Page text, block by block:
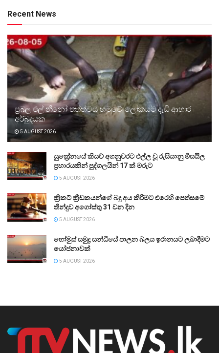
Recent News
ප්‍රබල එල් නීනෝ තත්ත්වය හමුවේ ලෝකයට දැඩි ආහාර
අර්බුදයක
5 AUGUST 2026
යුක්‍රේනයේ කියව් අගනුවරට එල්ල වූ රුසියානු මිසයිල
ප්‍රහාරයකින් පුද්ගලයින් 17 ක් මරුට
5 AUGUST 2026
ක්‍රිකට් ක්‍රීඩකයන්ගේ බදු අය කිරීමට එරෙහි පෙත්සමේ
තීන්දුව අගෝස්තු 31 වන දින
5 AUGUST 2026
හෝමුස් සමුද්‍ර සන්ධියේ පාලන බලය ඉරානයට ලබාදීමට
යෝජනාවක්
5 AUGUST 2026